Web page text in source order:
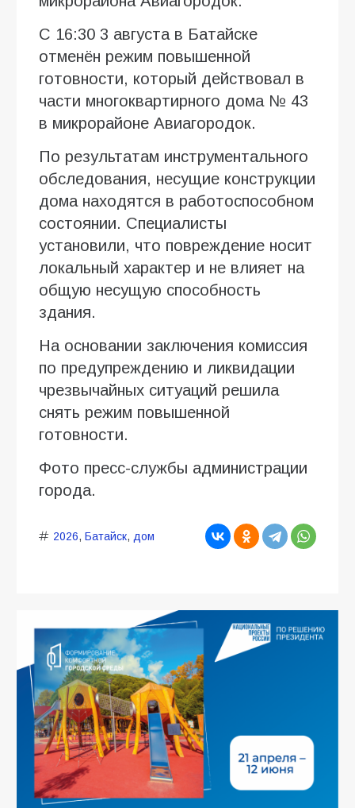
С 16:30 3 августа в Батайске
отменён режим повышенной
готовности, который действовал в
части многоквартирного дома № 43
в микрорайоне Авиагородок.
По результатам инструментального
обследования, несущие конструкции
дома находятся в работоспособном
состоянии. Специалисты
установили, что повреждение носит
локальный характер и не влияет на
общую несущую способность
здания.
На основании заключения комиссия
по предупреждению и ликвидации
чрезвычайных ситуаций решила
снять режим повышенной
готовности.
Фото пресс-службы администрации
города.
2026, Батайск, дом